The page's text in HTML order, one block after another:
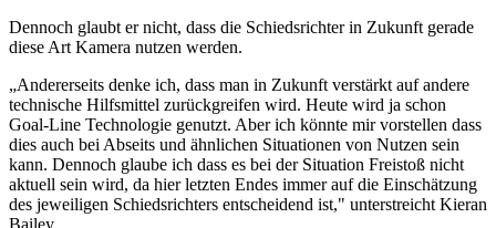
Dennoch glaubt er nicht, dass die Schiedsrichter in Zukunft gerade
diese Art Kamera nutzen werden.
„Andererseits denke ich, dass man in Zukunft verstärkt auf andere
technische Hilfsmittel zurückgreifen wird. Heute wird ja schon
Goal-Line Technologie genutzt. Aber ich könnte mir vorstellen dass
dies auch bei Abseits und ähnlichen Situationen von Nutzen sein
kann. Dennoch glaube ich dass es bei der Situation Freistoß nicht
aktuell sein wird, da hier letzten Endes immer auf die Einschätzung
des jeweiligen Schiedsrichters entscheidend ist," unterstreicht Kieran
Bailey.